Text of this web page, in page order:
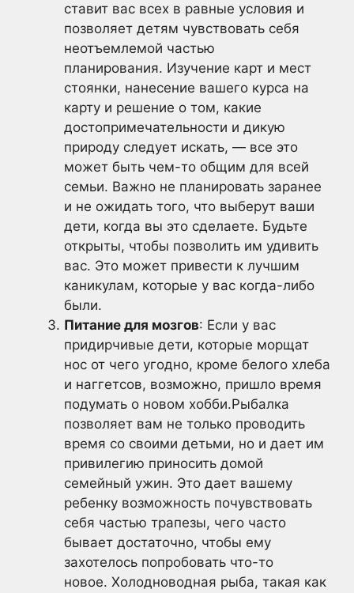
ставит вас всех в равные условия и
позволяет детям чувствовать себя
неотъемлемой частью
планирования. Изучение карт и мест
стоянки, нанесение вашего курса на
карту и решение о том, какие
достопримечательности и дикую
природу следует искать, — все это
может быть чем-то общим для всей
семьи. Важно не планировать заранее
и не ожидать того, что выберут ваши
дети, когда вы это сделаете. Будьте
открыты, чтобы позволить им удивить
вас. Это может привести к лучшим
каникулам, которые у вас когда-либо
были.
Питание для мозгов: Если у вас
придирчивые дети, которые морщат
нос от чего угодно, кроме белого хлеба
и наггетсов, возможно, пришло время
подумать о новом хобби.Рыбалка
позволяет вам не только проводить
время со своими детьми, но и дает им
привилегию приносить домой
семейный ужин. Это дает вашему
ребенку возможность почувствовать
себя частью трапезы, чего часто
бывает достаточно, чтобы ему
захотелось попробовать что-то
новое. Холодноводная рыба, такая как